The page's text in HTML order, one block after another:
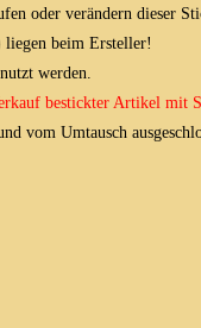
oder verändern dieser
liegen beim Ersteller!
werden.
bestickter Artikel
vom Umtausch